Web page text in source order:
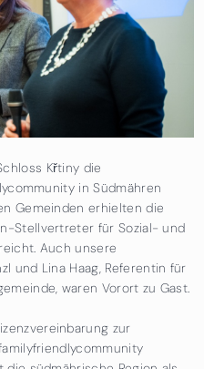
Křtiny die
in Südmähren
Gemeinden erhielten die
Stellvertreter für Sozial- und
Auch unsere
und Lina Haag, Referentin für
waren Vorort zu Gast.
zur